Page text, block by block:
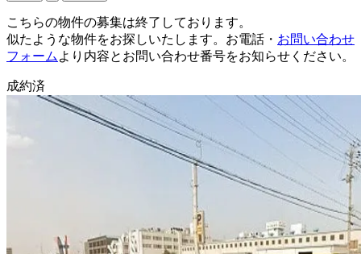
こちらの物件の募集は終了しております。
似たような物件をお探しいたします。お電話・ お問い合わせ
フォーム より内容とお問い合わせ番号をお知らせください。
成約済